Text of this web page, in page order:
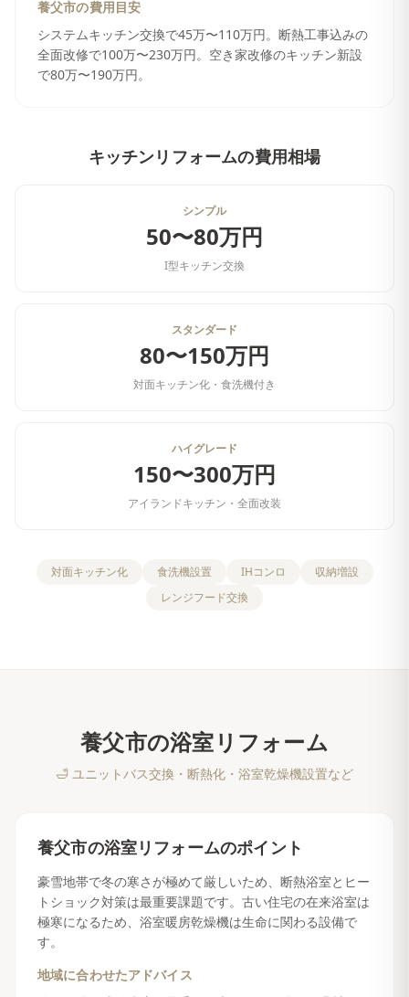
養父市の費用目安
システムキッチン交換で45万〜110万円。断熱工事込みの
全面改修で100万〜230万円。空き家改修のキッチン新設
で80万〜190万円。
キッチンリフォームの費用相場
シンプル
50〜80万円
I型キッチン交換
スタンダード
80〜150万円
対面キッチン化・食洗機付き
ハイグレード
150〜300万円
アイランドキッチン・全面改装
対面キッチン化 食洗機設置 IHコンロ
収納増設
レンジフード交換
養父市の浴室リフォーム
🛁 ユニットバス交換・断熱化・浴室乾燥機設置など
養父市の浴室リフォームのポイント
豪雪地帯で冬の寒さが極めて厳しいため、断熱浴室とヒー
トショック対策は最重要課題です。古い住宅の在来浴室は
極寒になるため、浴室暖房乾燥機は生命に関わる設備で
す。
地域に合わせたアドバイス